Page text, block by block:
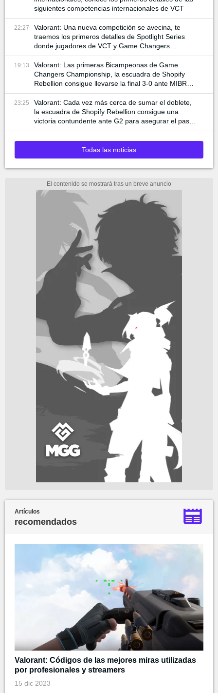
siguientes competencias internacionales de VCT
22:27
Valorant: Una nueva competición se avecina, te
traemos los primeros detalles de Spotlight Series
donde jugadores de VCT y Game Changers
participan
19:13
Valorant: Las primeras Bicampeonas de Game
Changers Championship, la escuadra de Shopify
Rebellion consigue llevarse la final 3-0 ante MIBR
para alzar la copa
23:25
Valorant: Cada vez más cerca de sumar el doblete,
la escuadra de Shopify Rebellion consigue una
victoria contundente ante G2 para asegurar el pase
a la final
Todas las noticias
Artículos
recomendados
Valorant: Códigos de las mejores miras utilizadas
por profesionales y streamers
15 dic 2023